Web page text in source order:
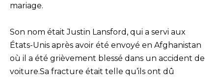
mariage.
Son nom était Justin Lansford, qui a servi aux
États-Unis après avoir été envoyé en Afghanistan
où il a été grièvement blessé dans un accident de
voiture.Sa fracture était telle qu’ils ont dû